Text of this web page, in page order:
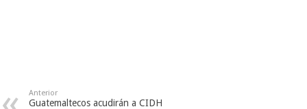
Anterior
Guatemaltecos acudirán a CIDH